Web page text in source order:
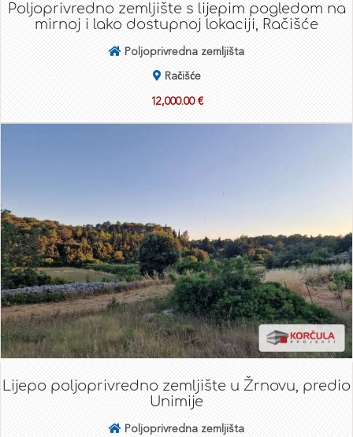
Poljoprivredno zemljište s lijepim pogledom na
mirnoj i lako dostupnoj lokaciji, Račišće
Poljoprivredna zemljišta
Račišće
12,000.00 €
Lijepo poljoprivredno zemljište u Žrnovu, predio
Unimije
Poljoprivredna zemljišta